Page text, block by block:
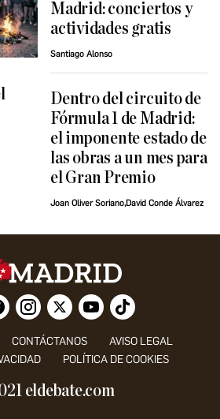
Madrid: conciertos y
actividades gratis
Santiago Alonso
Dentro del circuito de
Fórmula 1 de Madrid:
el imponente estado de
las obras a un mes para
el Gran Premio
Joan Oliver Soriano,David Conde Álvarez
CONTÁCTANOS
AVISO LEGAL
POLÍTICA DE COOKIES
eldebate.com